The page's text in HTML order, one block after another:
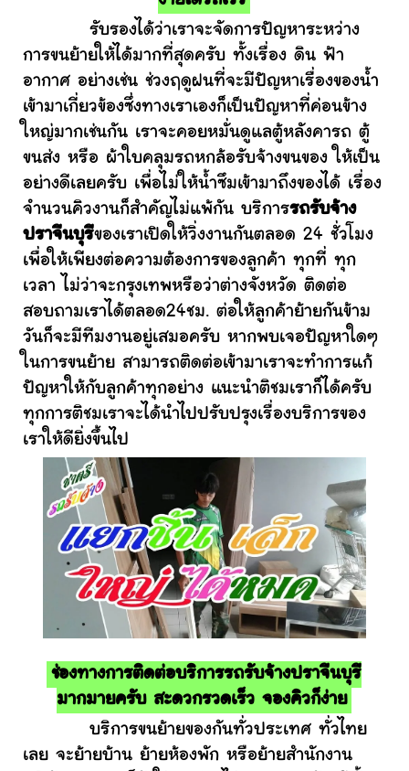
รับรองได้ว่าเราจะจัดการปัญหาระหว่าง
การขนย้ายให้ได้มากที่สุดครับ ทั้งเรื่อง ดิน ฟ้า
อากาศ อย่างเช่น ช่วงฤดูฝนที่จะมีปัญหาเรื่องของน้ำ
เข้ามาเกี่ยวข้องซึ่งทางเราเองก็เป็นปัญหาที่ค่อนข้าง
ใหญ่มากเช่นกัน เราจะคอยหมั่นดูแลตู้หลังคารถ ตู้
ขนส่ง หรือ ผ้าใบคลุมรถหกล้อรับจ้างขนของ ให้เป็น
อย่างดีเลยครับ เพื่อไม่ให้น้ำซึมเข้ามาถึงของได้ เรื่อง
จำนวนคิวงานก็สำคัญไม่แพ้กัน บริการรถรับจ้าง
ปราจีนบุรีของเราเปิดให้วิ่งงานกันตลอด 24 ชั่วโมง
เพื่อให้เพียงต่อความต้องการของลูกค้า ทุกที่ ทุก
เวลา ไม่ว่าจะกรุงเทพหรือว่าต่างจังหวัด ติดต่อ
สอบถามเราได้ตลอด24ชม. ต่อให้ลูกค้าย้ายกันข้าม
วันก็จะมีทีมงานอยู่เสมอครับ หากพบเจอปัญหาใดๆ
ในการขนย้าย สามารถติดต่อเข้ามาเราจะทำการแก้
ปัญหาให้กับลูกค้าทุกอย่าง แนะนำติชมเราก็ได้ครับ
ทุกการติชมเราจะได้นำไปปรับปรุงเรื่องบริการของ
เราให้ดียิ่งขึ้นไป
ช่องทางการติดต่อบริการรถรับจ้างปราจีนบุรี
มากมายครับ สะดวกรวดเร็ว จองคิวก็ง่าย
บริการขนย้ายของกันทั่วประเทศ ทั่วไทย
เลย จะย้ายบ้าน ย้ายห้องพัก หรือย้ายสำนักงาน